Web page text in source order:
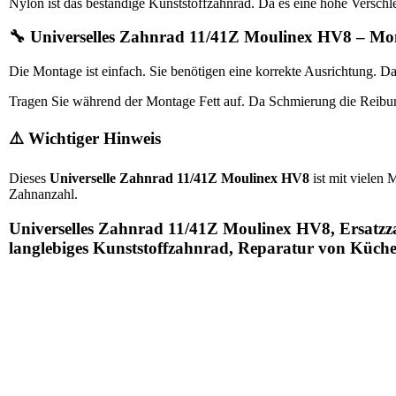
🔧 Universelles Zahnrad 11/41Z Moulinex HV8 –
Die Montage ist einfach. Sie benötigen eine korrekte Ausrichtung.
Tragen Sie während der Montage Fett auf. Da Schmierung die
⚠️ Wichtiger Hinweis
Dieses Universelle Zahnrad 11/41Z Moulinex HV8 ist mit vielen
Zahnanzahl.
Universelles Zahnrad 11/41Z Moulinex HV8,
langlebiges Kunststoffzahnrad, Reparatur von